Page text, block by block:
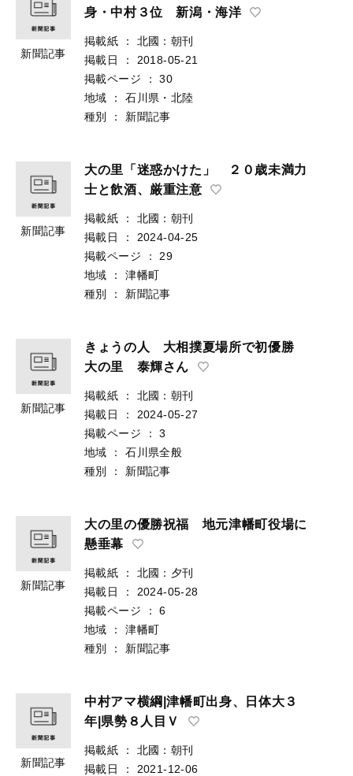
新聞記事
身・中村３位 新潟・海洋
掲載紙 ：
北國：朝刊
掲載日
：
2018-05-21
掲載ページ
：
30
地域
：
石川県・北陸
種別
： 新聞記事
新聞記事
大の里「迷惑かけた」 ２０歳未満力
士と飲酒、厳重注意
掲載紙 ：
北國：朝刊
掲載日
：
2024-04-25
掲載ページ
：
29
地域
：
津幡町
種別
： 新聞記事
新聞記事
きょうの人 大相撲夏場所で初優勝
大の里 泰輝さん
掲載紙 ：
北國：朝刊
掲載日
：
2024-05-27
掲載ページ
：
3
地域
：
石川県全般
種別
： 新聞記事
新聞記事
大の里の優勝祝福 地元津幡町役場に
懸垂幕
掲載紙 ：
北國：夕刊
掲載日
：
2024-05-28
掲載ページ
：
6
地域
：
津幡町
種別
： 新聞記事
新聞記事
中村アマ横綱|津幡町出身、日体大３
年|県勢８人目Ｖ
掲載紙 ：
北國：朝刊
掲載日
：
2021-12-06